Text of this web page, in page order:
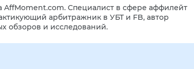
AffMoment.com. Специалист в сфере аффилейт
арбитражник в УБТ и FB, автор
обзоров и исследований.